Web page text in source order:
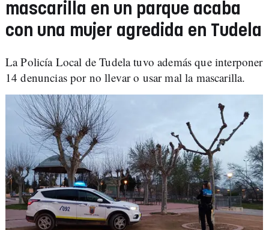
mascarilla en un parque acaba
con una mujer agredida en Tudela
La Policía Local de Tudela tuvo además que interponer
14 denuncias por no llevar o usar mal la mascarilla.